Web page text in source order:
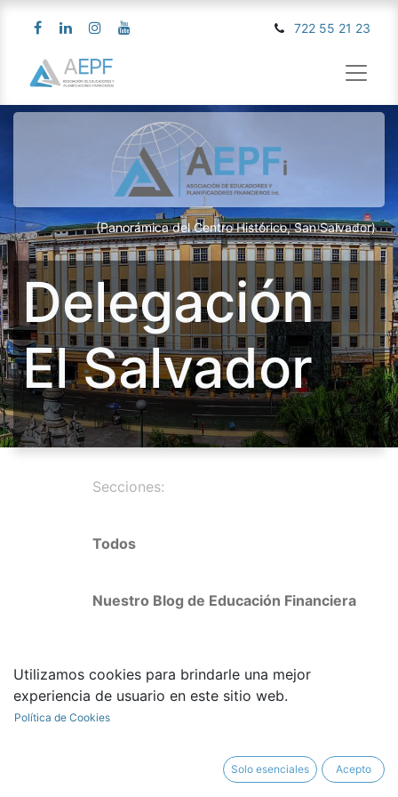
722 55 21 23
(Panorámica del Centro Histórico, San Salvador)
Delegación
El Salvador
Secciones:
Todos
Nuestro Blog de Educación Financiera
Rep Dominicana
Utilizamos cookies para brindarle una mejor
experiencia de usuario en este sitio web.
Política de Cookies
Solo esenciales Acepto